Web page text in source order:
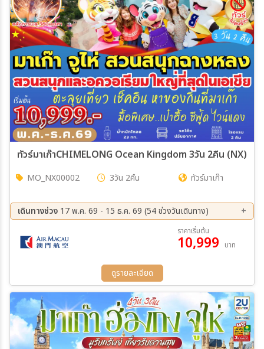
ทัวร์มาเก๊าCHIMELONG Ocean Kingdom 3วัน 2คืน (NX)
MO_NX00002 3วัน 2คืน ทัวร์มาเก๊า
เดินทางช่วง 17 พ.ค. 69 - 15 ธ.ค. 69 (54 ช่วงวันเดินทาง)
12 ส.ค. 69 - 14 ส.ค. 69
16 ส.ค. 69 - 18 ส.ค. 69
19 ส.ค. 69 - 21 ส.ค. 69
23 ส.ค. 69 - 25 ส.ค. 69
26 ส.ค. 69 - 28 ส.ค. 69
31 ส.ค. 69 - 02 ก.ย. 69
02 ก.ย. 69 - 04 ก.ย. 69
06 ก.ย. 69 - 08 ก.ย. 69
07 ก.ย. 69 - 09 ก.ย. 69
08 ก.ย. 69 - 10 ก.ย. 69
09 ก.ย. 69 - 11 ก.ย. 69
13 ก.ย. 69 - 15 ก.ย. 69
14 ก.ย. 69 - 16 ก.ย. 69
15 ก.ย. 69 - 17 ก.ย. 69
16 ก.ย. 69 - 18 ก.ย. 69
20 ก.ย. 69 - 22 ก.ย. 69
21 ก.ย. 69 - 23 ก.ย. 69
ราคาเริ่มต้น
10,999 บาท
ดูรายละเอียด